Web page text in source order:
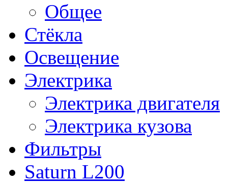
Общее
Стёкла
Освещение
Электрика
Электрика двигателя
Электрика кузова
Фильтры
Saturn L200